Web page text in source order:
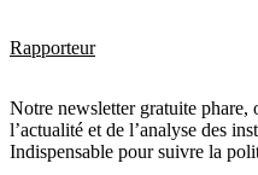
Rapporteur
Notre newsletter gratuite phare,
l’actualité et de l’analyse des
Indispensable pour suivre la